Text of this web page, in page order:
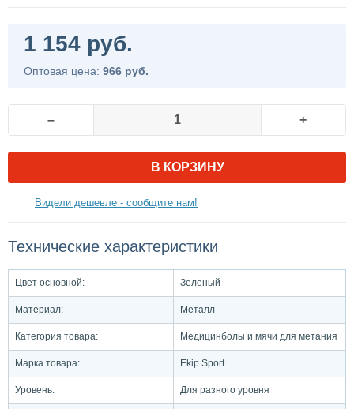
1 154 руб.
Оптовая цена: 966 руб.
– +
В КОРЗИНУ
Видели дешевле - сообщите нам!
Технические характеристики
Цвет основной: Зеленый
Материал: Металл
Категория товара: Медицинболы и мячи для метания
Марка товара: Ekip Sport
Уровень: Для разного уровня